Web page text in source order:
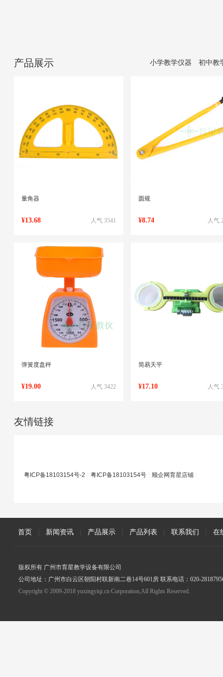
产品展示 小学教学仪器 初中教
量角器
人气 3541
¥13.68
圆规
人气
¥8.74
弹簧度盘秤
人气 3422
¥19.00
简易天平
人气
¥17.10
友情链接
粤ICP备18103154号-2 粤ICP备18103154号 顺企网育星店铺
首页 新闻资讯 产品展示 产品列表 联系我们 在
版权所有 广州市育星教学设备有限公司
公司地址：广州市白云区朝阳村联新南二巷14号601房 联系电话：020-
Copyright © 2009-2018 yuxingyiqi.cn Corporation,All Rights Reserved.